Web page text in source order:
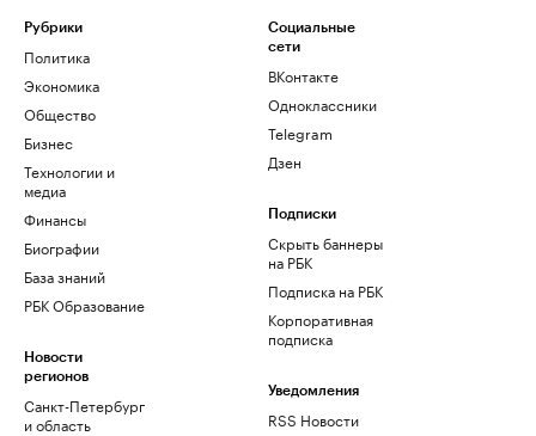
Рубрики
Политика
Экономика
Общество
Бизнес
Технологии и
медиа
Финансы
Биографии
База знаний
РБК Образование
Новости
регионов
Санкт-Петербург
и область
Социальные
сети
ВКонтакте
Одноклассники
Telegram
Дзен
Подписки
Скрыть баннеры
на РБК
Подписка на РБК
Корпоративная
подписка
Уведомления
RSS Новости